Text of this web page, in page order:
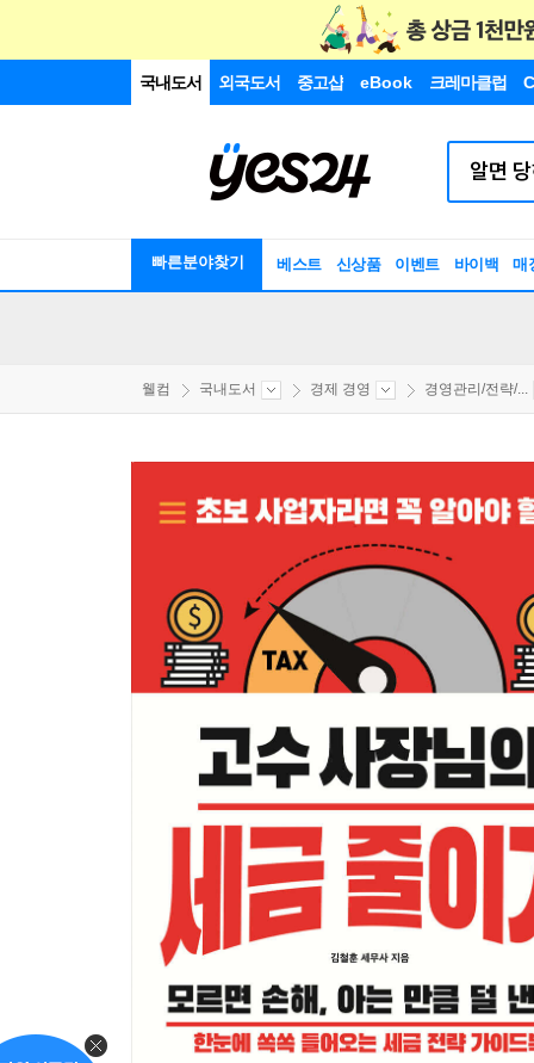
국내도서 외국도서 중고샵 eBook 크레마클럽
빠른분야찾기 베스트 신상품 이벤트 바이백 매
웰컴 국내도서 경제 경영 경영관리/전략/...